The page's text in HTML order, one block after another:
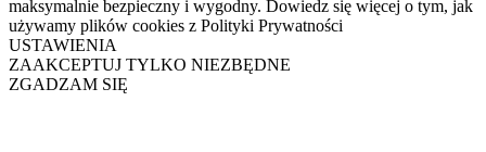
maksymalnie bezpieczny i wygodny. Dowiedz się więcej o tym, jak
używamy plików cookies z Polityki Prywatności
USTAWIENIA
ZAAKCEPTUJ TYLKO NIEZBĘDNE
ZGADZAM SIĘ